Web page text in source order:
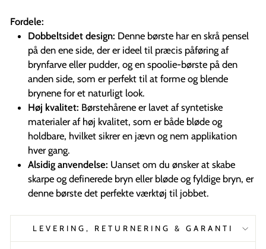
Fordele:
Dobbeltsidet design: Denne børste har en skrå pensel
på den ene side, der er ideel til præcis påføring af
brynfarve eller pudder, og en spoolie-børste på den
anden side, som er perfekt til at forme og blende
brynene for et naturligt look.
Høj kvalitet: Børstehårene er lavet af syntetiske
materialer af høj kvalitet, som er både bløde og
holdbare, hvilket sikrer en jævn og nem applikation
hver gang.
Alsidig anvendelse: Uanset om du ønsker at skabe
skarpe og definerede bryn eller bløde og fyldige bryn, er
denne børste det perfekte værktøj til jobbet.
LEVERING, RETURNERING & GARANTI